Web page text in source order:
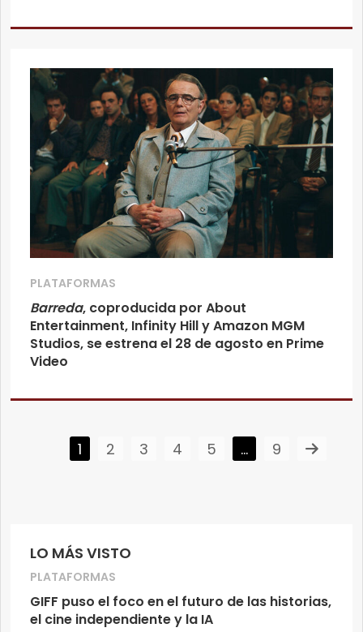
LO MÁS VISTO
PLATAFORMAS
GIFF puso el foco en el futuro de las historias,
el cine independiente y la IA
PLATAFORMAS
Barreda, coproducida por About
Entertainment, Infinity Hill y Amazon MGM
Studios, se estrena el 28 de agosto en Prime
Video
1 2 3 4 5 … 9